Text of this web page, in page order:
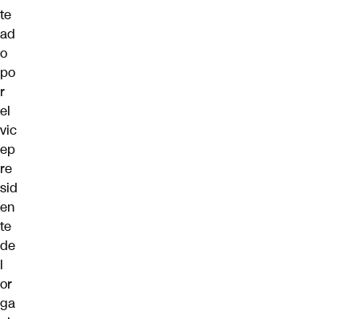
te
ad
o
po
r
el
vic
ep
re
sid
en
te
de
l
or
ga